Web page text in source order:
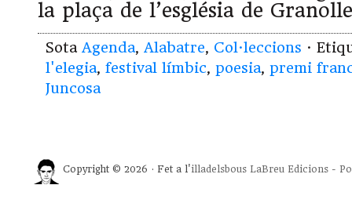
la plaça de l’església de
Sota Agenda, Alabatre, Col·leccions ·
l'elegia, festival límbic, poesia, premi
Juncosa
Copyright © 2026 · Fet a l'illadelsbous LaBreu Edicions -